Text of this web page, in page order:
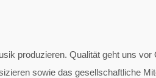
produzieren. Qualität geht uns vor
sowie das gesellschaftliche